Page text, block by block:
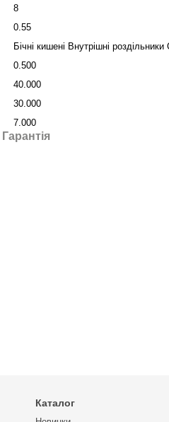
8
0.55
Бічні кишені Внутрішні
0.500
40.000
30.000
7.000
Гарантія
Каталог